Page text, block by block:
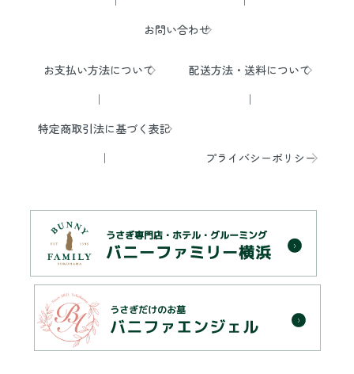
お問い合わせ
お支払い方法について 配送方法・送料について
特定商取引法に基づく表記
プライバシーポリシー